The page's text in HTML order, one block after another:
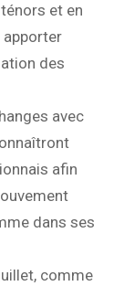
et en
des
avec
afin
dans ses
comme